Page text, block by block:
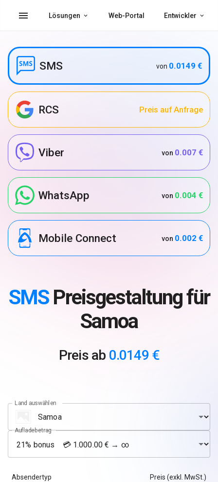
menu Lösungen Web-Portal Entwickler
SMS von 0.0149 €
RCS Preis auf Anfrage
Viber von 0.007 €
WhatsApp von 0.004 €
Mobile Connect von 0.002 €
SMSPreisgestaltung für
Samoa
Preis ab 0.0149 €
Land auswählen
Aufladebetrag
Absendertyp Preis (exkl. MwSt.)